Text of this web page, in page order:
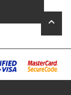
keyboard_arrow_up